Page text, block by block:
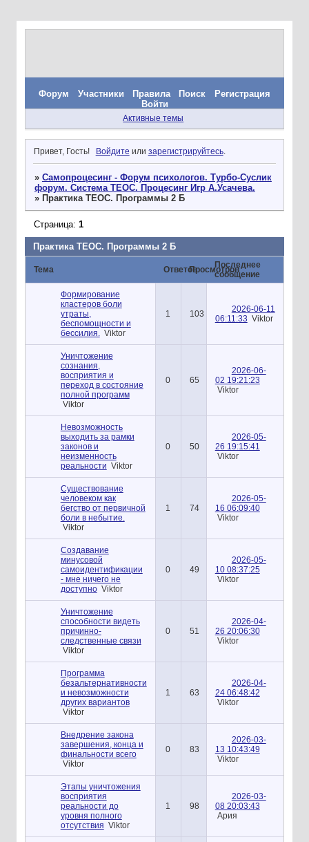
Форум Участники Правила Поиск
Регистрация
Войти
Активные темы
Привет, Гость! Войдите или зарегистрируйтесь.
» Самопроцесинг - Форум психологов. Турбо-Суслик
форум. Система ТЕОС. Процесинг Игр А.Усачева.
» Практика ТЕОС. Программы 2 Б
Практика ТЕОС. Программы 2 Б
Страница: 1
Тема ОтветовПросмотров
Последнее
сообщение
Формирование
кластеров боли
утраты,
беспомощности и
бессилия.
Viktor
1 103
2026-06-11
06:11:33 Viktor
Уничтожение
сознания,
восприятия и
переход в состояние
полной программ
Viktor
0 65
2026-06-
02 19:21:23
Viktor
Невозможность
выходить за рамки
законов и
неизменность
реальности Viktor
0 50
2026-05-
26 19:15:41
Viktor
Существование
человеком как
бегство от первичной
боли в небытие.
Viktor
1 74
2026-05-
16 06:09:40
Viktor
Создавание
минусовой
самоидентификации
- мне ничего не
доступно Viktor
0 49
2026-05-
10 08:37:25
Viktor
Уничтожение
способности видеть
причинно-
следственные связи
Viktor
0 51
2026-04-
26 20:06:30
Viktor
Программа
безальтернативности
и невозможности
других вариантов
Viktor
1 63
2026-04-
24 06:48:42
Viktor
Внедрение закона
завершения, конца и
финальности всего
Viktor
0 83
2026-03-
13 10:43:49
Viktor
Этапы уничтожения
восприятия
реальности до
уровня полного
отсутствия Viktor
1 98
2026-03-
08 20:03:43
Ария